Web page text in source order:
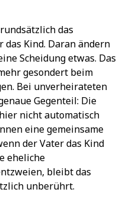
das
das Kind. Daran ändern
Scheidung etwas. Das
gesondert beim
Bei unverheirateten
Gegenteil: Die
nicht automatisch
eine gemeinsame
der Vater das Kind
eheliche
bleibt das
unberührt.